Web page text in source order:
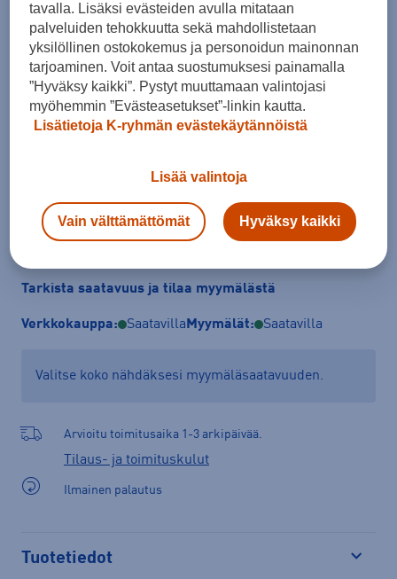
Koko
98/104 110 - 116
Kokotaulukko
Lisää ostoskoriin
Tarkista saatavuus ja tilaa myymälästä
Verkkokauppa: Saatavilla Myymälät: Saatavilla
Valitse koko nähdäksesi myymäläsaatavuuden.
Arvioitu toimitusaika 1-3 arkipäivää.
Tilaus- ja toimituskulut
Ilmainen palautus
Tuotetiedot
tavalla. Lisäksi evästeiden avulla mitataan
palveluiden tehokkuutta sekä mahdollistetaan
yksilöllinen ostokokemus ja personoidun mainonnan
tarjoaminen. Voit antaa suostumuksesi painamalla
”Hyväksy kaikki”. Pystyt muuttamaan valintojasi
myöhemmin ”Evästeasetukset”-linkin kautta.
Lisätietoja K-ryhmän evästekäytännöistä
Lisää valintoja
Vain välttämättömät Hyväksy kaikki